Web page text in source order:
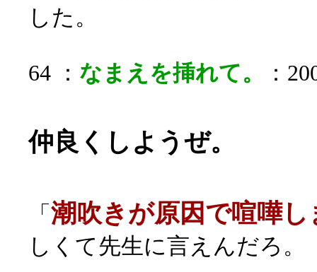
した。
64 ： なまえを挿れて。 ：
仲良くしようぜ。
「 潮吹きが原因で喧嘩し
しくて先生に言えんだろ。